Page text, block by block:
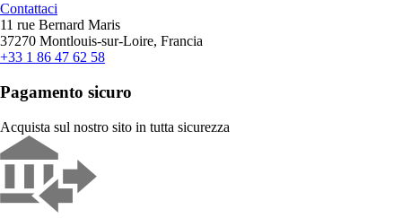
Contattaci
11 rue Bernard Maris
37270 Montlouis-sur-Loire, Francia
+33 1 86 47 62 58
Pagamento sicuro
Acquista sul nostro sito in tutta sicurezza